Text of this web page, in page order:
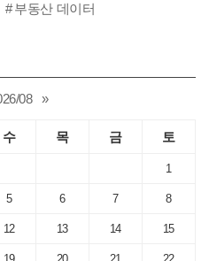
부동산 데이터
08 »
수 목 금 토
1
5 6 7 8
12 13 14 15